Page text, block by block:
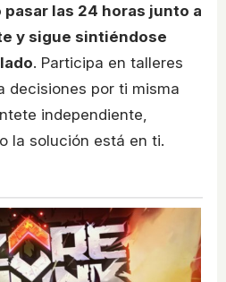
pasar las 24 horas junto a
y sigue sintiéndose
. Participa en talleres
decisiones por ti misma
independiente,
la solución está en ti.